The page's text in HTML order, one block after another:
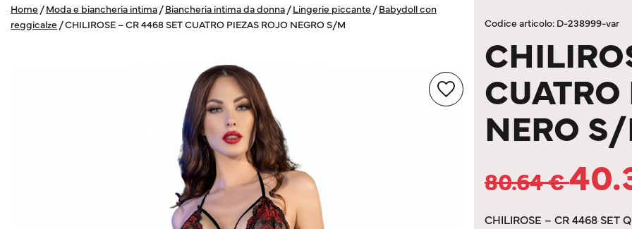
Home /Moda e biancheria intima /Biancheria intima da donna /Lingerie piccante /Babydoll con
reggicalze /CHILIROSE – CR 4468 SET CUATRO PIEZAS ROJO NEGRO S/M Codice articolo: D-238999-var
NERO
80.64€
CHILIROSE – CR 4468 SET